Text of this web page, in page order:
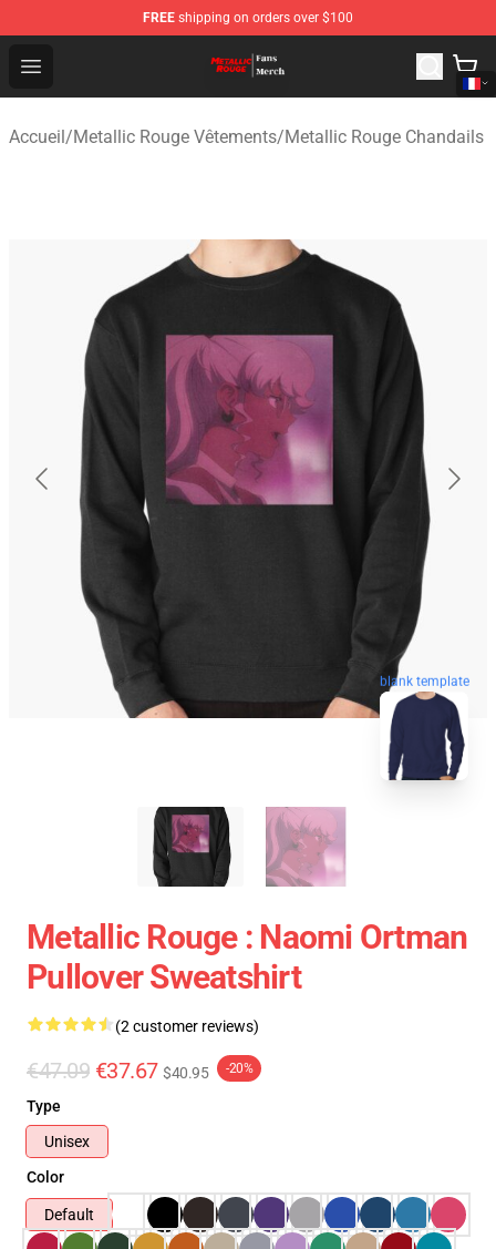
FREE shipping on orders over $100
Open menu
Metallic Rouge Store - Official Metallic Rouge
Accueil/Metallic Rouge Vêtements/Metallic Rouge Chandails
blank template
Metallic Rouge : Naomi Ortman
Pullover Sweatshirt
(2 customer reviews)
€47.09 €37.67 $40.95 -20%
Type
Unisex
Color
Default